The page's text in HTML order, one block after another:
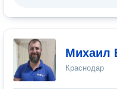
Михаил
Краснодар